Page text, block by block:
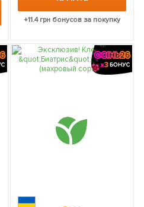
+11.4грн бонусов за покупку